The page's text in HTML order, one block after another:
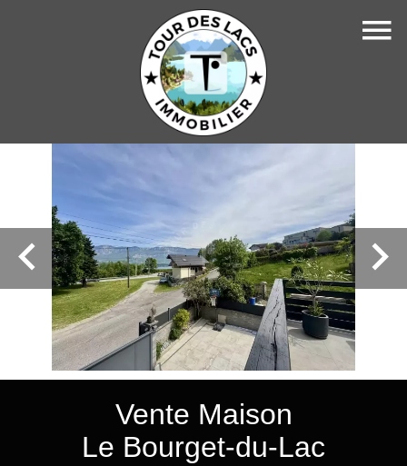
Vente Maison
Le Bourget-du-Lac